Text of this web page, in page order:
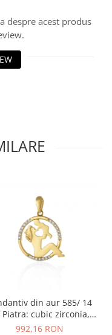
despre acest produs
din aur 585/ 14
Piatra: cubic zirconia,
Culoare: transparenta
992,16 RON